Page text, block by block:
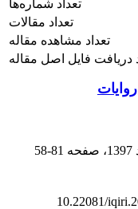
تعداد شماره‌ها
تعداد مقالات
تعداد مشاهده مقاله
دریافت فایل اصل مقاله
، صفحه 58-81
10.22081/